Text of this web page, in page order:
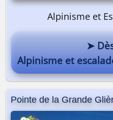
Alpinisme et
➤
Alpinisme et escalade
Pointe de la Grande